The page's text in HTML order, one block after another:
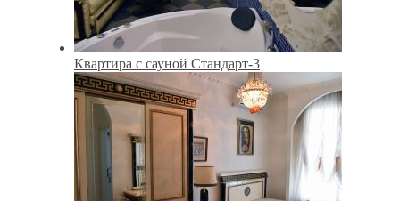
Квартира с сауной Стандарт-3